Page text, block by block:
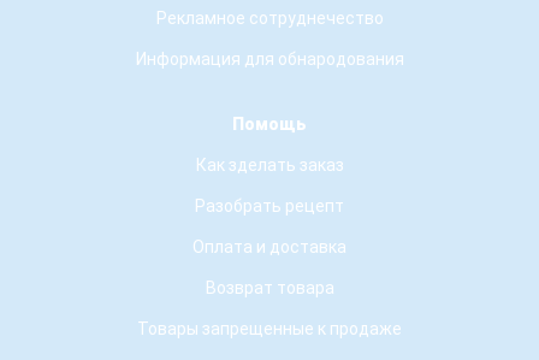
Рекламное сотруднечество
Информация для обнародования
Помощь
Как зделать заказ
Разобрать рецепт
Оплата и доставка
Возврат товара
Товары запрещенные к продаже